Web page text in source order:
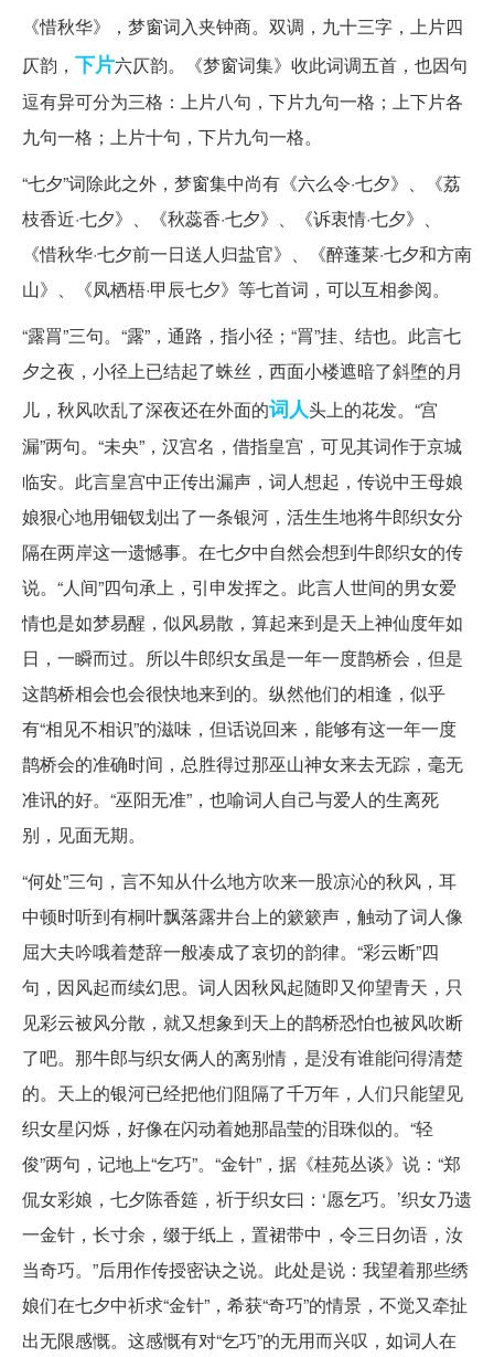
《惜秋华》，梦窗词入夹钟商。双调，九十三字，上片四
仄韵， 下片六仄韵。《梦窗词集》收此词调五首，也因句
逗有异可分为三格：上片八句，下片九句一格；上下片各
九句一格；上片十句，下片九句一格。
“七夕”词除此之外，梦窗集中尚有《六么令·七夕》、《荔
枝香近·七夕》、《秋蕊香·七夕》、《诉衷情·七夕》、
《惜秋华·七夕前一日送人归盐官》、《醉蓬莱·七夕和方南
山》、《凤栖梧·甲辰七夕》等七首词，可以互相参阅。
“露罥”三句。“露”，通路，指小径；“罥”挂、结也。此言七
夕之夜，小径上已结起了蛛丝，西面小楼遮暗了斜堕的月
儿，秋风吹乱了深夜还在外面的词人头上的花发。“宫
漏”两句。“未央”，汉宫名，借指皇宫，可见其词作于京城
临安。此言皇宫中正传出漏声，词人想起，传说中王母娘
娘狠心地用钿钗划出了一条银河，活生生地将牛郎织女分
隔在两岸这一遗憾事。在七夕中自然会想到牛郎织女的传
说。“人间”四句承上，引申发挥之。此言人世间的男女爱
情也是如梦易醒，似风易散，算起来到是天上神仙度年如
日，一瞬而过。所以牛郎织女虽是一年一度鹊桥会，但是
这鹊桥相会也会很快地来到的。纵然他们的相逢，似乎
有“相见不相识”的滋味，但话说回来，能够有这一年一度
鹊桥会的准确时间，总胜得过那巫山神女来去无踪，毫无
准讯的好。“巫阳无准”，也喻词人自己与爱人的生离死
别，见面无期。
“何处”三句，言不知从什么地方吹来一股凉沁的秋风，耳
中顿时听到有桐叶飘落露井台上的簌簌声，触动了词人像
屈大夫吟哦着楚辞一般凑成了哀切的韵律。“彩云断”四
句，因风起而续幻思。词人因秋风起随即又仰望青天，只
见彩云被风分散，就又想象到天上的鹊桥恐怕也被风吹断
了吧。那牛郎与织女俩人的离别情，是没有谁能问得清楚
的。天上的银河已经把他们阻隔了千万年，人们只能望见
织女星闪烁，好像在闪动着她那晶莹的泪珠似的。“轻
俊”两句，记地上“乞巧”。“金针”，据《桂苑丛谈》说：“郑
侃女彩娘，七夕陈香筵，祈于织女曰：‘愿乞巧。’织女乃遗
一金针，长寸余，缀于纸上，置裙带中，令三日勿语，汝
当奇巧。”后用作传授密诀之说。此处是说：我望着那些绣
娘们在七夕中祈求“金针”，希获“奇巧”的情景，不觉又牵扯
出无限感慨。这感慨有对“乞巧”的无用而兴叹，如词人在